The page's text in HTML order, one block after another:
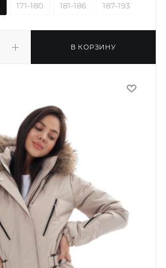
В КОРЗИНУ
171-180 181-186 187-193